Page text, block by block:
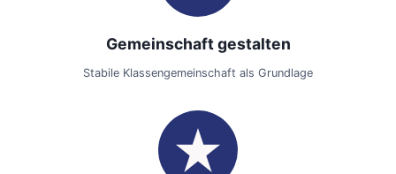
Gemeinschaft gestalten
Stabile Klassengemeinschaft als Grundlage